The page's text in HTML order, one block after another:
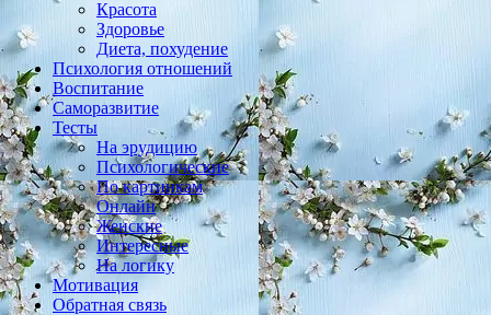
Красота
Здоровье
Диета, похудение
Психология отношений
Воспитание
Саморазвитие
Тесты
На эрудицию
Психологические
По картинкам
Онлайн
Женские
Интересные
На логику
Мотивация
Обратная связь